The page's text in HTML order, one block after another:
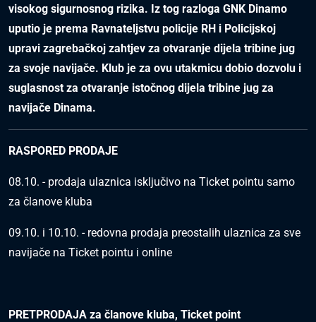
visokog sigurnosnog rizika. Iz tog razloga GNK Dinamo
uputio je prema Ravnateljstvu policije RH i Policijskoj
upravi zagrebačkoj zahtjev za otvaranje dijela tribine jug
za svoje navijače. Klub je za ovu utakmicu dobio dozvolu i
suglasnost za otvaranje istočnog dijela tribine jug za
navijače Dinama.
RASPORED PRODAJE
08.10. - prodaja ulaznica isključivo na Ticket pointu samo
za članove kluba
09.10. i 10.10. - redovna prodaja preostalih ulaznica za sve
navijače na Ticket pointu i online
PRETPRODAJA za članove kluba, Ticket point